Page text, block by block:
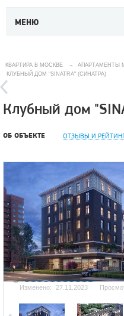
МЕНЮ
КВАРТИРА В МОСКВЕ → АПАРТАМЕНТЫ
КЛУБНЫЙ ДОМ "SINATRA" (СИНАТРА)
Клубный дом
ОБ ОБЪЕКТЕ ОТЗЫВЫ И
Добавить фотографию
Изменено:
27.11.2023